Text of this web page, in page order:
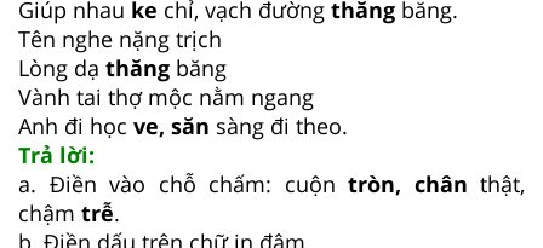
Giúp nhau ke chỉ, vạch đường thăng băng.
Tên nghe nặng trịch
Lòng dạ thăng băng
Vành tai thợ mộc nằm ngang
Anh đi học ve, săn sàng đi theo.
Trả lời:
a. Điền vào chỗ chấm: cuộn tròn, chân thật,
chậm trễ.
b. Điền dấu trên chữ in đậm